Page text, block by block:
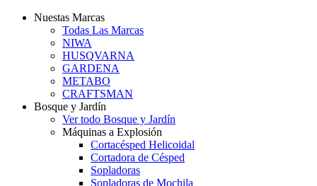
Nuestas Marcas
Todas Las Marcas
NIWA
HUSQVARNA
GARDENA
METABO
CRAFTSMAN
Bosque y Jardín
Ver todo Bosque y Jardín
Máquinas a Explosión
Cortacésped Helicoidal
Cortadora de Césped
Sopladoras
Sopladoras de Mochila